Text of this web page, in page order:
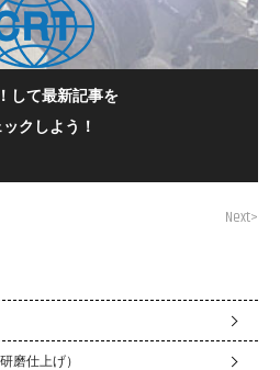
して最新記事を
クしよう！
Next>
磨仕上げ）